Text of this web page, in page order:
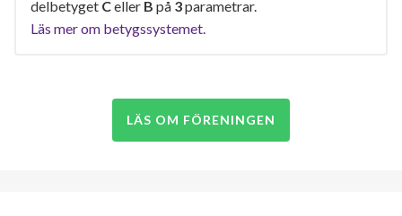
delbetyget Celler B på 3parametrar.
Läs mer om betygssystemet.
LÄS OM FÖRENINGEN